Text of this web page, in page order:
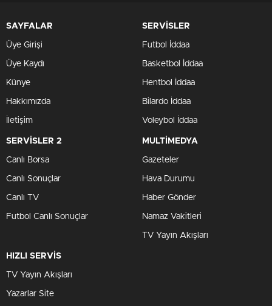
SAYFALAR
Üye Girişi
Üye Kaydı
Künye
Hakkımızda
İletişim
SERVİSLER
Futbol İddaa
Basketbol İddaa
Hentbol İddaa
Bilardo İddaa
Voleybol İddaa
SERVİSLER 2
Canlı Borsa
Canlı Sonuçlar
Canlı TV
Futbol Canlı Sonuçlar
MULTİMEDYA
Gazeteler
Hava Durumu
Haber Gönder
Namaz Vakitleri
TV Yayın Akışları
HIZLI SERVİS
TV Yayın Akışları
Yazarlar Site